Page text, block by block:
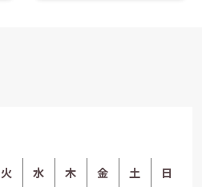
火 水 木 金 土 日